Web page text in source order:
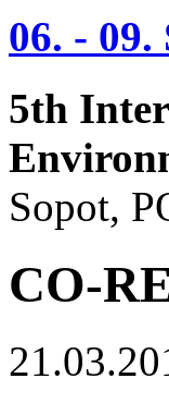
06. - 09.
5th
Sopot,
CO-